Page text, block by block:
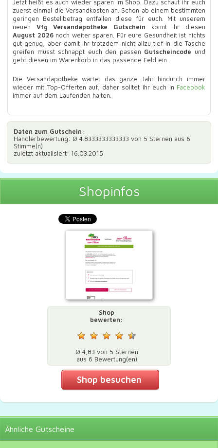
Jetzt heißt es auch wieder sparen im Shop. Dazu schaut ihr euch
zuerst einmal die Versandkosten an. Schon ab einem bestimmten
geringen Bestellbetrag entfallen diese für euch. Mit unserem
neuen Vfg Versandapotheke Gutschein könnt ihr diesen
August 2026noch weiter sparen. Für eure Gesundheit ist nichts
gut genug, aber damit ihr trotzdem nicht allzu tief in die Tasche
greifen müsst schnappt euch den passen Gutscheincode und
gebt diesen im Warenkorb in das passende Feld ein.
Die Versandapotheke wartet das ganze Jahr hindurch immer
wieder mit Top-Offerten auf, daher solltet ihr euch in Facebook
immer auf dem Laufenden halten.
Daten zum Gutschein:
Händlerbewertung: Ø 4.8333333333333 von 5 Sternen aus 6
Stimme(n)
zuletzt aktualisiert: 16.03.2015
Shopinfos
Shop
bewerten:
Ø 4,83 von 5 Sternen
aus 6 Bewertung(en)
Shop besuchen
Ähnliche Gutscheine